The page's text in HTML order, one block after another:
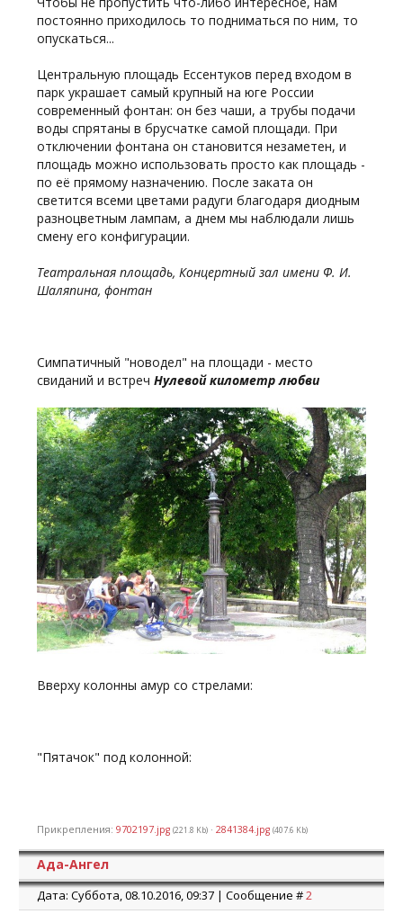
постоянно приходилось то подниматься по ним, то
опускаться...
Центральную площадь Ессентуков перед входом в
парк украшает самый крупный на юге России
современный фонтан: он без чаши, а трубы подачи
воды спрятаны в брусчатке самой площади. При
отключении фонтана он становится незаметен, и
площадь можно использовать просто как площадь -
по её прямому назначению. После заката он
светится всеми цветами радуги благодаря диодным
разноцветным лампам, а днем мы наблюдали лишь
смену его конфигурации.
Театральная площадь, Концертный зал имени Ф. И.
Шаляпина, фонтан
Симпатичный "новодел" на площади - место
свиданий и встреч Нулевой километр любви
Вверху колонны амур со стрелами:
"Пятачок" под колонной:
Прикрепления: 9702197.jpg (221.8 Kb) · 2841384.jpg (407.6 Kb)
Ада-Ангел
Дата: Суббота, 08.10.2016, 09:37 | Сообщение #2